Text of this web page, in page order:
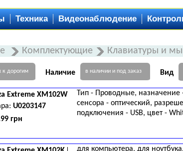
Техника Видеонаблюдение
Комплектующие Клавиатуры и
к дорогим Наличие в наличии и под заказ
Вид
Extreme XM102W White
U0203147
грн
Тип - Проводные, назначение
сенсора - оптический,
подключения - USB, цвет -
для компьютера, для